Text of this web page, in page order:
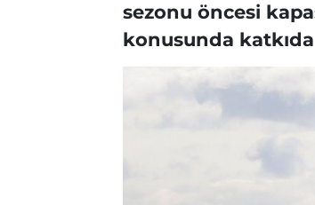
sezonu öncesi
konusunda